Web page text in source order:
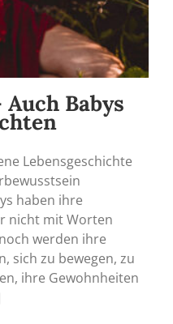
Babys
Lebensgeschichte
haben ihre
nicht mit Worten
werden ihre
sich zu bewegen, zu
ihre Gewohnheiten